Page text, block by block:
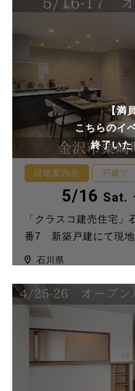
現地案内会 戸建て
5/16 Sat.
「クラスコ建売住宅
番7 新築戸建にて現地
石川県
【満
こちらのイ
終了いた